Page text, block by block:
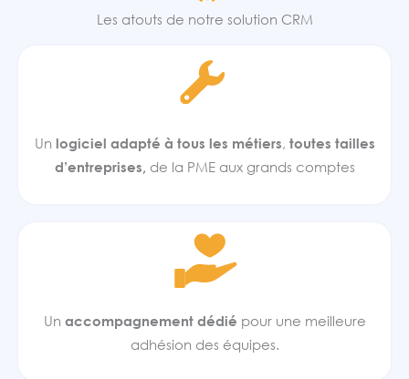
Les atouts de notre solution CRM
Un logiciel adapté à tous les métiers, toutes tailles
d’entreprises, de la PME aux grands comptes
Un accompagnement dédié pour une meilleure
adhésion des équipes.